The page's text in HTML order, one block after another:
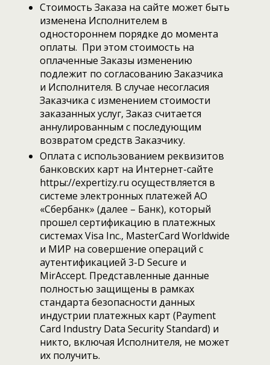
Стоимость Заказа на сайте может быть
изменена Исполнителем в
одностороннем порядке до момента
оплаты. При этом стоимость на
оплаченные Заказы изменению
подлежит по согласованию Заказчика
и Исполнителя. В случае несогласия
Заказчика с изменением стоимости
заказанных услуг, Заказ считается
аннулированным с последующим
возвратом средств Заказчику.
Оплата с использованием реквизитов
банковских карт на Интернет-сайте
httpы://expertizy.ru осуществляется в
системе электронных платежей АО
«Сбербанк» (далее – Банк), который
прошел сертификацию в платежных
системах Visa Inc., MasterCard Worldwide
и МИР на совершение операций с
аутентификацией 3-D Secure и
MirAccept. Представленные данные
полностью защищены в рамках
стандарта безопасности данных
индустрии платежных карт (Payment
Card Industry Data Security Standard) и
никто, включая Исполнителя, не может
их получить.